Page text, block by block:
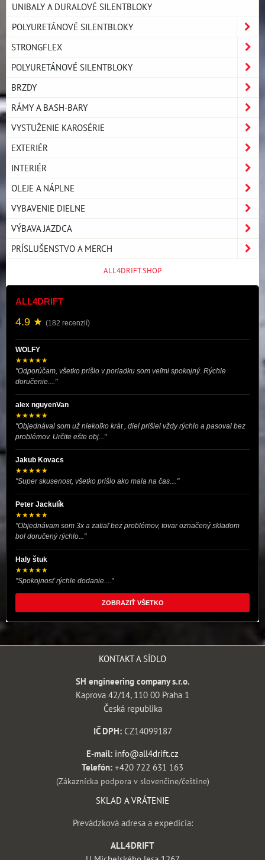
UNIBALY A DURALOVÉ SILENTBLOKY
POLYURETÁNOVÉ SILENTBLOKY
STRONGFLEX
POLYURETÁNOVÉ SILENTBLOKY
BRZDY
RÁMY A BASH-BARY
VYSTUŽENIE KAROSÉRIE
EXTERIÉR
INTERIÉR
OLEJE A NÁPLNE
VYBAVENIE DIELNE
VÝBAVA JAZDCA
PRÍSLUŠENSTVO A MERCH
ALL4DRIFT.SHOP
ALL4DRIFT
4.9 ★ (182 recenzií)
WOLFY
★★★★★
"Odporúčam, všetko prišlo v poriadku som veľmi spokojný. Rýchle
doručenie...."
alex nguyenVan
★★★★★
"Objednával som už niekoľko krát , diel prišiel vždy rýchlo a pasoval bez
problémov. Určite ešte obj..."
Jakub Kovacs
★★★★★
"Super skusenost, všetko prišlo ako mala na čas...."
Peter Jackulík
★★★★★
"Objednávam som 3x a zatiaľ bez problémov, tovar označený skladom
bol doručený rýchlo..."
Haly štuk
★★★★★
"Spokojnosť rýchle dodanie...."
ZOBRAZIŤ VŠETKO
KONTAKT A SÍDLO
SH engineering company s.r.o.
Kaprova 42/14, 110 00 Praha 1
Česká republika
IČ DPH:CZ14099187
E-mail: info@all4drift.cz
Telefón: +420 722 631 163
(Zákaznícka podpora v slovenčine/češtine)
SKLAD A VRÁTENIE
Prevádzková adresa a expedícia:
ALL4DRIFT